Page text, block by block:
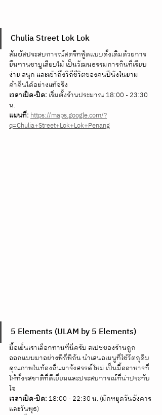
Chulia Street Lok Lok
สัมผัสประสบการณ์สตรีทฟู้ดแบบดั้งเดิมด้วยการ
ยืนทานชาบูเสียบไม้ เป็นวัฒนธรรมการกินที่เรียบ
ง่าย สนุก และเข้าถึงวิถีชีวิตของคนปีนังในยาม
ค่ำคืนได้อย่างแท้จริง
เวลาเปิด-ปิด: เริ่มตั้งร้านประมาณ 18:00 - 23:30
น.
แผนที่:https://maps.google.com/?
q=Chulia+Street+Lok+Lok+Penang
5 Elements (ULAM by 5 Elements)
มื้อเย็นเราเลือกทานที่นี่ครับ สเปซของร้านถูก
ออกแบบมาอย่างพิถีพิถัน นำเสนอเมนูที่ใช้วัตถุดิบ
คุณภาพในท้องถิ่นมารังสรรค์ใหม่ เป็นมื้ออาหารที่
ให้ทั้งรสชาติที่ดีเยี่ยมและประสบการณ์ที่น่าประทับ
ใจ
เวลาเปิด-ปิด: 18:00 - 22:30 น. (มักหยุดวันอังคาร
และวันพุธ)